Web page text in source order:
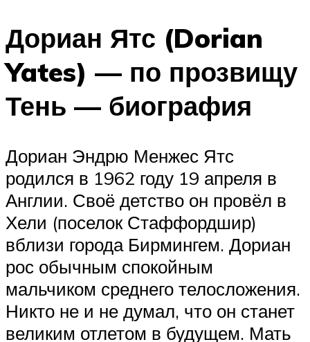
Дориан Ятс (Dorian
Yates) — по прозвищу
Тень — биография
Дориан Эндрю Менжес Ятс
родился в 1962 году 19 апреля в
Англии. Своё детство он провёл в
Хели (поселок Стаффордшир)
вблизи города Бирмингем. Дориан
рос обычным спокойным
мальчиком среднего телосложения.
Никто не и не думал, что он станет
великим отлетом в будущем. Мать